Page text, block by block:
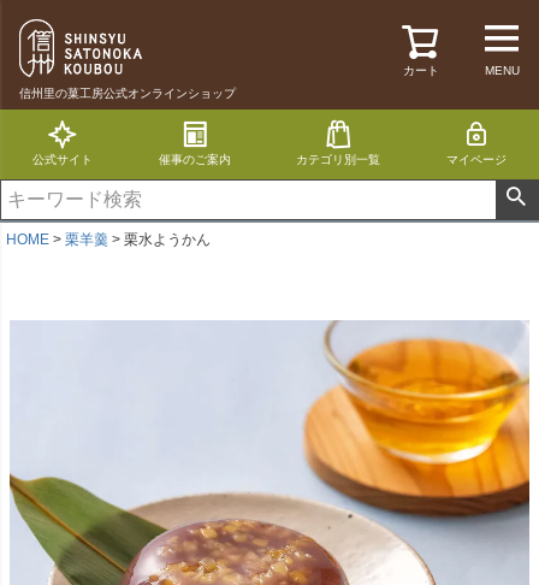
信州里の菓工房公式オンラインショップ
カート MENU
公式サイト 催事のご案内 カテゴリ別一覧 マイページ
HOME 栗羊羹 栗水ようかん